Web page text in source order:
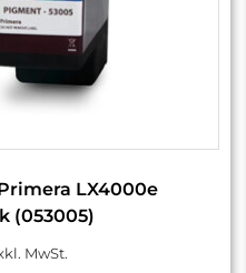
LX4000e
(053005)
MwSt.